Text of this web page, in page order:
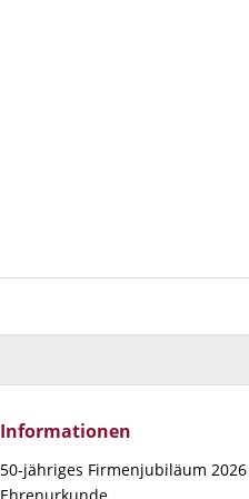
Informationen
50-jähriges Firmenjubiläum 2026